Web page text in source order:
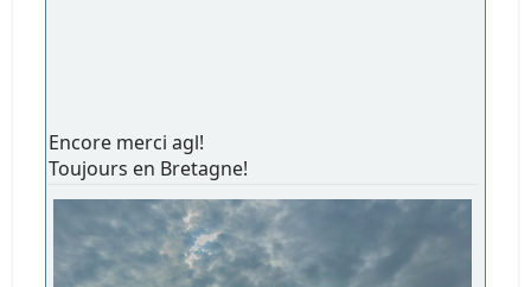
Encore merci agl!
Toujours en Bretagne!